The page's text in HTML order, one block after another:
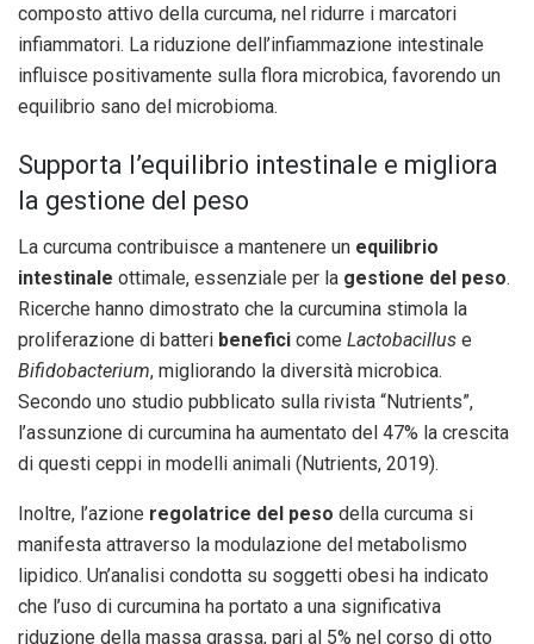
composto attivo della curcuma, nel ridurre i marcatori
infiammatori. La riduzione dell’infiammazione intestinale
influisce positivamente sulla flora microbica, favorendo un
equilibrio sano del microbioma.
Supporta l’equilibrio intestinale e migliora
la gestione del peso
La curcuma contribuisce a mantenere un equilibrio
intestinale ottimale, essenziale per la gestione del peso.
Ricerche hanno dimostrato che la curcumina stimola la
proliferazione di batteri benefici come Lactobacillus e
Bifidobacterium, migliorando la diversità microbica.
Secondo uno studio pubblicato sulla rivista “Nutrients”,
l’assunzione di curcumina ha aumentato del 47% la crescita
di questi ceppi in modelli animali (Nutrients, 2019).
Inoltre, l’azione regolatrice del peso della curcuma si
manifesta attraverso la modulazione del metabolismo
lipidico. Un’analisi condotta su soggetti obesi ha indicato
che l’uso di curcumina ha portato a una significativa
riduzione della massa grassa, pari al 5% nel corso di otto